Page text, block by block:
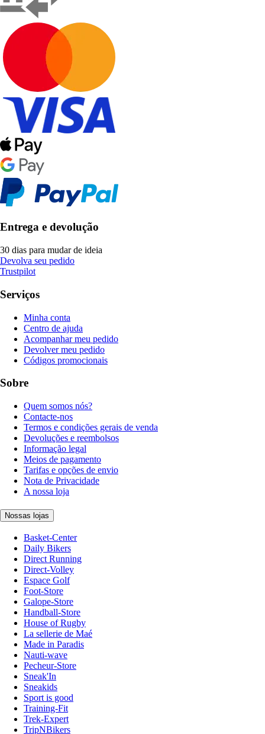
Entrega e devolução
30 dias para mudar de ideia
Devolva seu pedido
Trustpilot
Serviços
Minha conta
Centro de ajuda
Acompanhar meu pedido
Devolver meu pedido
Códigos promocionais
Sobre
Quem somos nós?
Contacte-nos
Termos e condições gerais de venda
Devoluções e reembolsos
Informação legal
Meios de pagamento
Tarifas e opções de envio
Nota de Privacidade
A nossa loja
Nossas lojas
Basket-Center
Daily Bikers
Direct Running
Direct-Volley
Espace Golf
Foot-Store
Galope-Store
Handball-Store
House of Rugby
La sellerie de Maé
Made in Paradis
Nauti-wave
Pecheur-Store
Sneak'In
Sneakids
Sport is good
Training-Fit
Trek-Expert
TripNBikers